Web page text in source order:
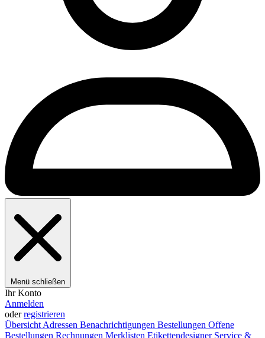
Menü schließen
Ihr Konto
Anmelden
oderregistrieren
Übersicht Adressen Benachrichtigungen Bestellungen Offene
Bestellungen Rechnungen Merklisten Etikettendesigner Service &